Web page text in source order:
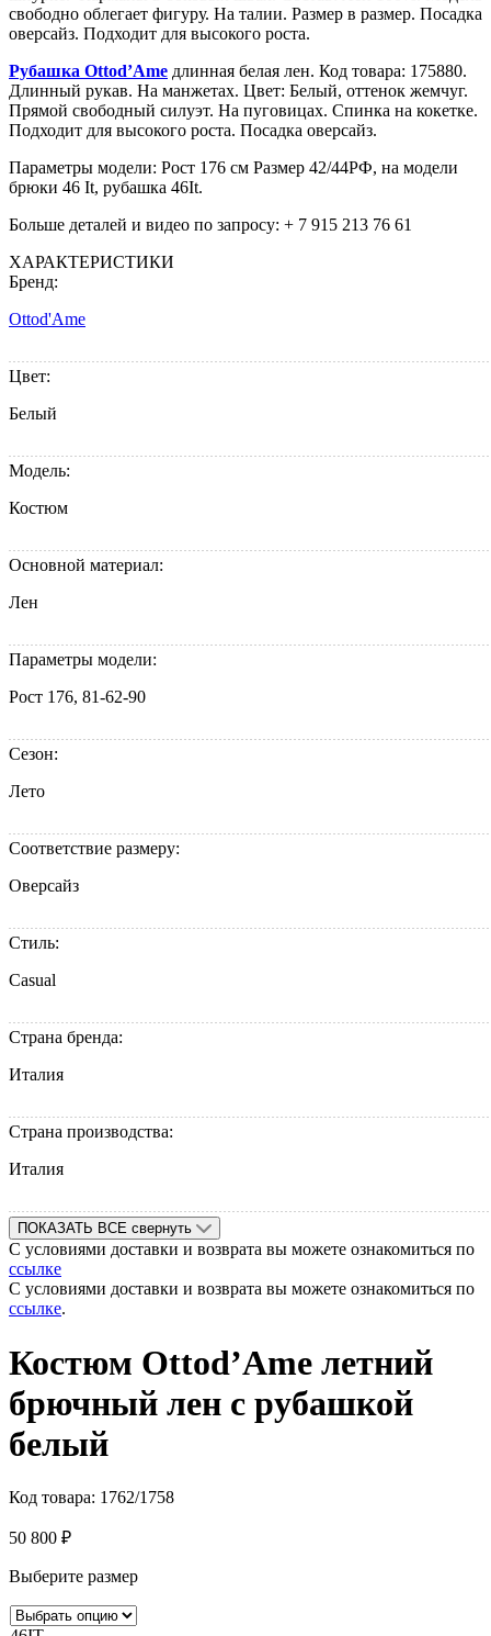
свободно облегает фигуру. На талии. Размер в размер. Посадка
оверсайз. Подходит для высокого роста.
Рубашка Ottod’Ame длинная белая лен. Код товара: 175880.
Длинный рукав. На манжетах. Цвет: Белый, оттенок жемчуг.
Прямой свободный силуэт. На пуговицах. Спинка на кокетке.
Подходит для высокого роста. Посадка оверсайз.
Параметры модели: Рост 176 см Размер 42/44РФ, на модели
брюки 46 It, рубашка 46It.
Больше деталей и видео по запросу: + 7 915 213 76 61
ХАРАКТЕРИСТИКИ
Бренд:
Ottod'Ame
Цвет:
Белый
Модель:
Костюм
Основной материал:
Лен
Параметры модели:
Рост 176, 81-62-90
Сезон:
Лето
Соответствие размеру:
Оверсайз
Стиль:
Casual
Страна бренда:
Италия
Страна производства:
Италия
ПОКАЗАТЬ ВСЕ свернуть
С условиями доставки и возврата вы можете ознакомиться по
ссылке
С условиями доставки и возврата вы можете ознакомиться по
ссылке.
Костюм Ottod’Ame летний
брючный лен с рубашкой
белый
Код товара: 1762/1758
50 800 ₽
Выберите размер